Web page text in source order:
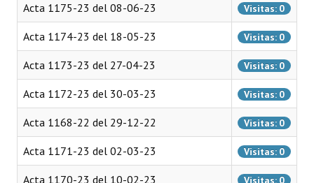
Informes de Unidad Coordinadora
Ejecución Presupuestaria
Actas de Audiencias Públicas
NORMATIVA
Comunicaciones
Declaraciones
Acta 1175-23 del 08-06-23 Visitas: 0
Acta 1174-23 del 18-05-23 Visitas: 0
Acta 1173-23 del 27-04-23 Visitas: 0
Acta 1172-23 del 30-03-23 Visitas: 0
Acta 1168-22 del 29-12-22 Visitas: 0
Acta 1171-23 del 02-03-23 Visitas: 0
Acta 1170-23 del 10-02-23 Visitas: 0